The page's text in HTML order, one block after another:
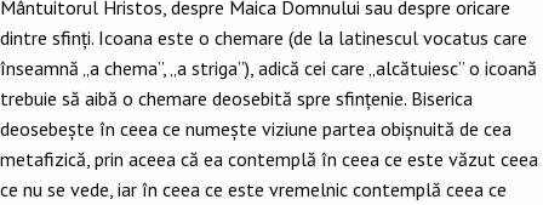
Mântuitorul Hristos, despre Maica Domnului sau despre oricare
dintre sfinţi. Icoana este o chemare (de la latinescul vocatus care
înseamnă „a chema”, „a striga”), adică cei care „alcătuiesc” o icoană
trebuie să aibă o chemare deosebită spre sfinţenie. Biserica
deosebeşte în ceea ce numeşte viziune partea obişnuită de cea
metafizică, prin aceea că ea contemplă în ceea ce este văzut ceea
ce nu se vede, iar în ceea ce este vremelnic contemplă ceea ce